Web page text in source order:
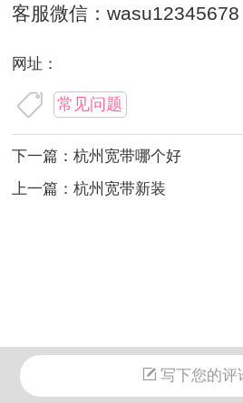
客服微信：wasu12345678
网址：
常见问题
下一篇： 杭州宽带哪个好
上一篇： 杭州宽带新装
写下您的评